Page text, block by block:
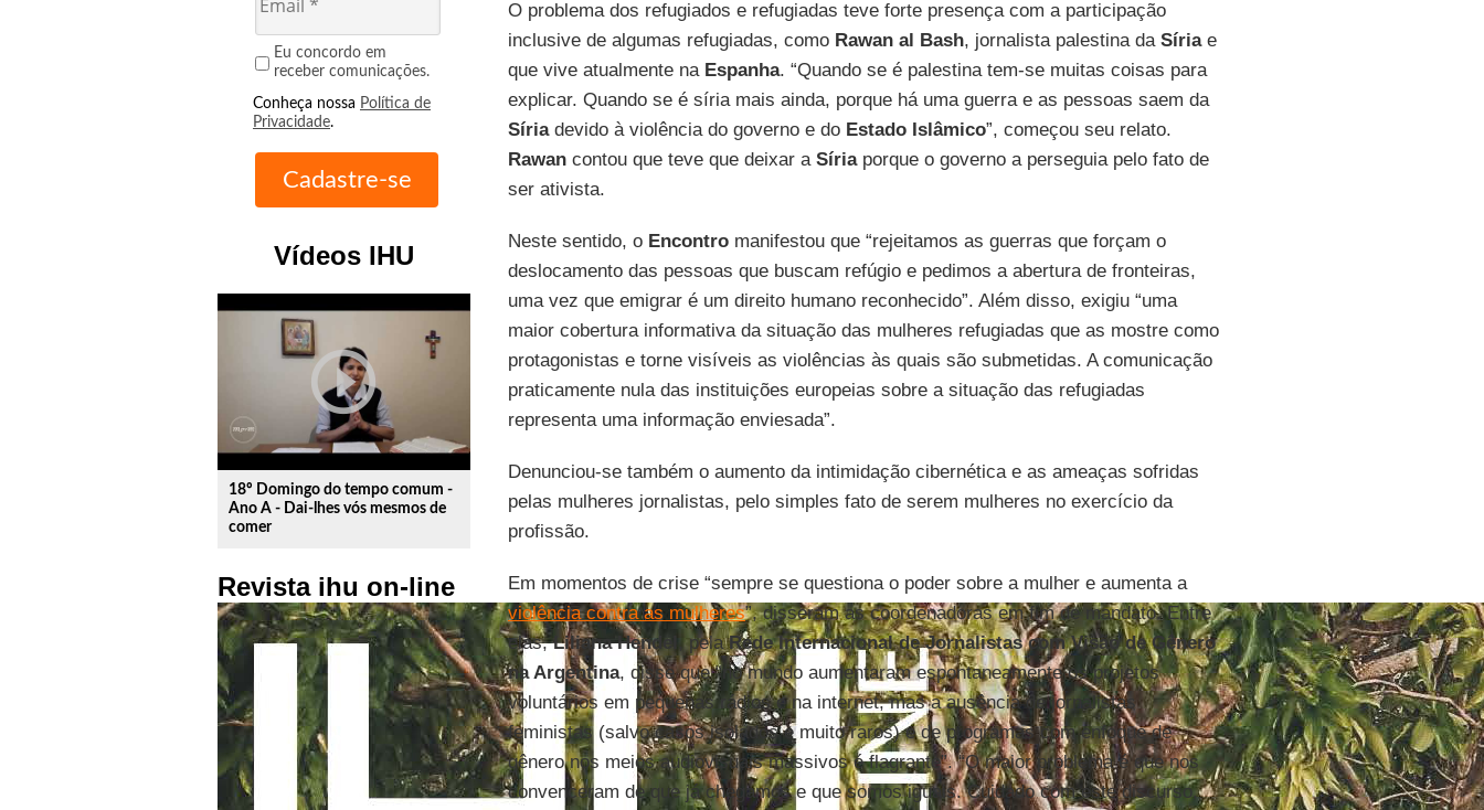
Eu concordo em
receber comunicações.
Conheça nossa Política de
Privacidade.
Vídeos IHU
play_circle_outline
18º Domingo do tempo comum -
Ano A - Dai-lhes vós mesmos de
comer
Revista ihu on-line
O problema dos refugiados e refugiadas teve forte presença com a participação
inclusive de algumas refugiadas, como Rawan al Bash, jornalista palestina da Síriae
que vive atualmente na Espanha. “Quando se é palestina tem-se muitas coisas para
explicar. Quando se é síria mais ainda, porque há uma guerra e as pessoas saem da
Síriadevido à violência do governo e do Estado Islâmico”, começou seu relato.
Rawancontou que teve que deixar a Síriaporque o governo a perseguia pelo fato de
ser ativista.
Neste sentido, o Encontromanifestou que “rejeitamos as guerras que forçam o
deslocamento das pessoas que buscam refúgio e pedimos a abertura de fronteiras,
uma vez que emigrar é um direito humano reconhecido”. Além disso, exigiu “uma
maior cobertura informativa da situação das mulheres refugiadas que as mostre como
protagonistas e torne visíveis as violências às quais são submetidas. A comunicação
praticamente nula das instituições europeias sobre a situação das refugiadas
representa uma informação enviesada”.
Denunciou-se também o aumento da intimidação cibernética e as ameaças sofridas
pelas mulheres jornalistas, pelo simples fato de serem mulheres no exercício da
profissão.
Em momentos de crise “sempre se questiona o poder sobre a mulher e aumenta a
violência contra as mulheres”, disseram as coordenadoras em fim de mandato. Entre
elas,Liliana Hendel , pelaRede Internacional de Jornalistas com Visão de Gênero
na Argentina, disse que “no mundo aumentaram espontaneamente os projetos
voluntários em pequenas rádios e na internet, mas a ausência de jornalistas
feministas (salvo casos isolados e muito raros) e de programas com enfoque de
gênero nos meios audiovisuais massivos é flagrante”. “O maior problema é que nos
convenceram de que já chegamos e que somos iguais. Cuidado com este discurso,